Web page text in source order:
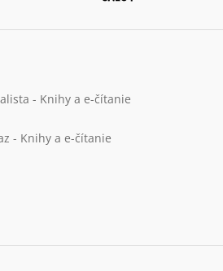
- Knihy a e-čítanie
- Knihy a e-čítanie